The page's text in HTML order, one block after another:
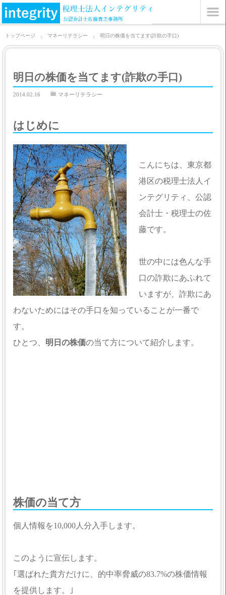
トップページ マネーリテラシー 明日の株価を当てます(詐欺の手口)
明日の株価を当てます(詐欺の手口)
2014.02.16 マネーリテラシー
はじめに
こんにちは、東京都
港区の税理士法人イ
ンテグリティ、公認
会計士・税理士の佐
藤です。
世の中には色んな手
口の詐欺にあふれて
いますが、詐欺にあ
わないためにはその手口を知っていることが一番で
す。
ひとつ、 明日の株価の当て方について紹介します。
株価の当て方
個人情報を10,000人分入手します。
このように宣伝します。
｢選ばれた貴方だけに、的中率脅威の83.7%の株価情報
を提供します。｣